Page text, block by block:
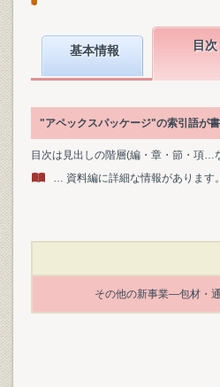
基本情報 目次
"アペックスパッケージ"の索引語が
目次は見出しの階層(編・章・節・項…
… 資料編に詳細な情報があります。
その他の新事業―包材・